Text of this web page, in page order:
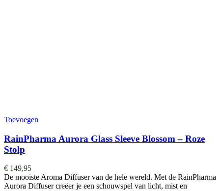
Toevoegen
RainPharma Aurora Glass Sleeve Blossom – Roze
Stolp
€ 149,95
De mooiste Aroma Diffuser van de hele wereld. ​​​​​​​​Met de RainPharma
Aurora Diffuser creëer je een schouwspel van licht, mist en